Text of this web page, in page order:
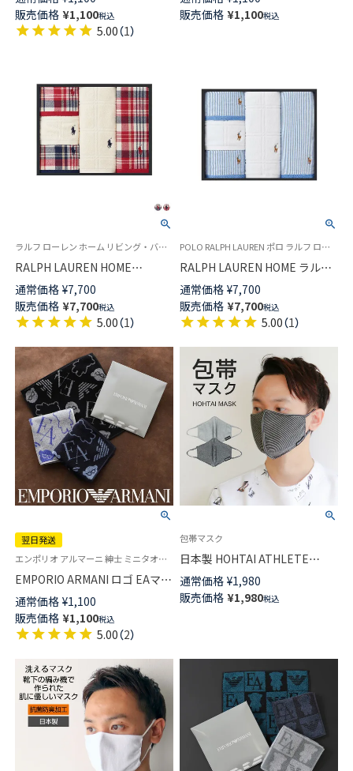
最短翌日発送】02582161
販売価格 ¥1,100税込
5.00（1）
ズ【365日最短翌日発送】
02340024
販売価格 ¥1,100税込
ラルフ ローレン ホーム リビング・バス用品
RALPH LAUREN HOME
Edgartown Madras Gauze &
Large Windowpane ハンドタ
オル3枚、フェイスタオル 2枚セ
ット 90280006
通常価格 ¥7,700
販売価格 ¥7,700税込
5.00（1）
POLO RALPH LAUREN ポロ ラルフ ローレン タオル
RALPH LAUREN HOME ラルフ
ローレンホーム ハンドタオル3
枚 ＆ フェイスタオル2枚セット
ストライプ柄 Oxford stripe &
New Solid Plaid 90280020
通常価格 ¥7,700
販売価格 ¥7,700税込
5.00（1）
翌日発送
エンポリオ アルマーニ 紳士 ミニタオル 日本製 タオルハンカチ
EMPORIO ARMANI ロゴ EAマン
ガベア柄 ハンドタオル 綿100％
メンズ 【365日最短翌日発送】
02340020
通常価格 ¥1,100
販売価格 ¥1,100税込
5.00（2）
包帯マスク
日本製 HOHTAI ATHLETE
MASK 包帯アスリートマスク 洗
えるマスク 蒸れにくい 摩擦レ
ス ベたツキ軽減 ハードなトレ
通常価格 ¥1,980
販売価格 ¥1,980税込